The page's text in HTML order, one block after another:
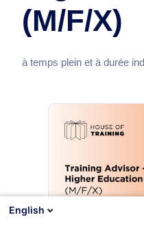
(M/F/X)
à temps plein et à durée
English